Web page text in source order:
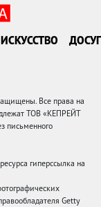
ИСКУССТВО ДОСУГ
Все права на
ТОВ «КЕПРЕЙТ
письменного
гиперссылка на
Getty